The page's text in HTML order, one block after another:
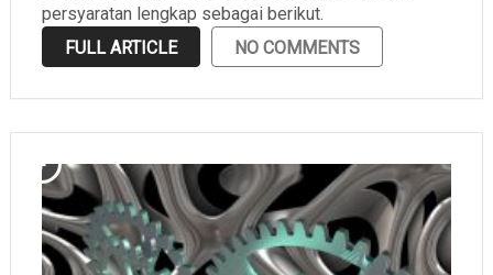
persyaratan lengkap sebagai berikut.
FULL ARTICLE
NO COMMENTS